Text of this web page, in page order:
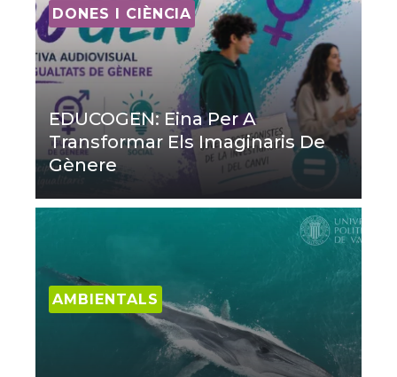
DONES I CIÈNCIA
EDUCOGEN: Eina Per A
Transformar Els Imaginaris De
Gènere
AMBIENTALS